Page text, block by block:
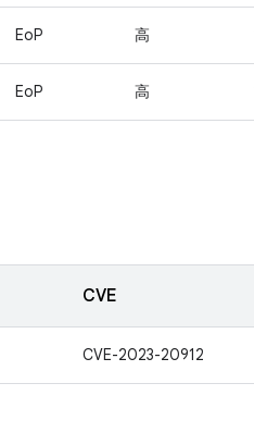
EoP 高
EoP 高
CVE
CVE-2023-20912